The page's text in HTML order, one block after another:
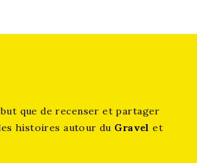
but que de recenser et partager
histoires autour du Gravel et